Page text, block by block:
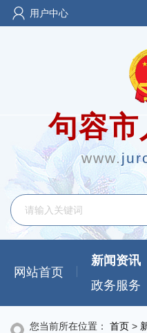
用户中心
句容市
www.
网站首页
新闻资讯
政务服务
您当前所在位置： 首页 >